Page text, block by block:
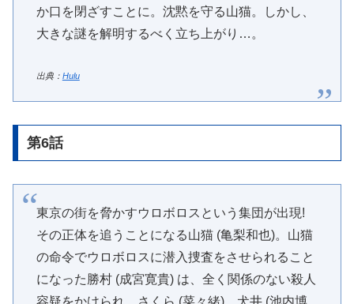
か口を閉ざすことに。沈黙を守る山猫。しかし、
大きな謎を解明するべく立ち上がり…。
出典： Hulu
第6話
東京の街を脅かすウロボロスという集団が出現!
その正体を追うことになる山猫 (亀梨和也)。山猫
の命令でウロボロスに潜入捜査をさせられること
になった勝村 (成宮寛貴) は、全く関係のない殺人